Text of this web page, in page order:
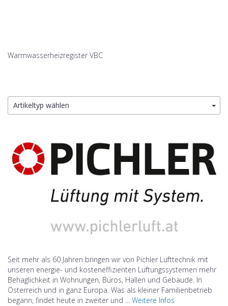
Warmwasserheizregister VBC
Artikeltyp wählen
Seit mehr als 60 Jahren bringen wir von Pichler Lufttechnik mit
unseren energie- und kosteneffizienten Lüftungssystemen mehr
Behaglichkeit in Wohnungen, Büros, Hallen und Gebäude. In
Österreich und in ganz Europa. Was als kleiner Familienbetrieb
begann, findet heute in zweiter und ... Weitere Infos